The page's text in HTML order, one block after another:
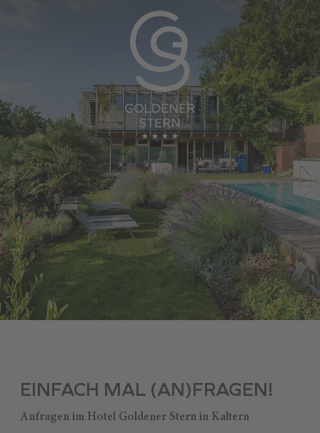
EINFACH MAL (AN)FRAGEN!
Anfragen im Hotel Goldener Stern in Kaltern